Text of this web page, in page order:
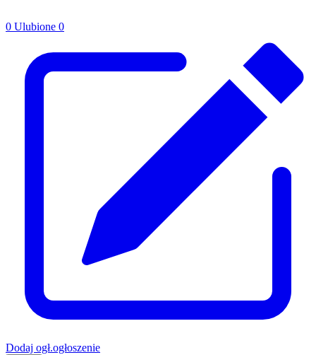
0 Ulubione 0
Dodaj ogł.ogłoszenie